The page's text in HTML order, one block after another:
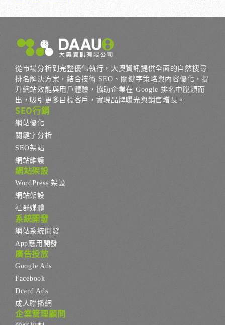
從市場分析到完整優化執行，大奧資訊提供全面的自然搜尋
排名解決方案，結合技術 SEO、關鍵字策略與內容優化，提
升網站效能與用戶體驗，協助企業在 Google 排名中脫穎而
出，吸引更多目標客戶，實現品牌曝光與銷售增長。
SEO行銷
網站優化
關鍵字分析
SEO架站
網站維護
網站架設
WordPress 架設
網站架設
社群媒體
系統開發
網站系統開發
App應用開發
廣告投放
Google Ads
Facebook
Dcard Ads
成人聯播網
企業管理顧問